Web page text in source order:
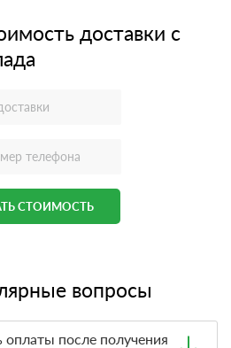
доставки с
СТОИМОСТЬ
вопросы
после получения